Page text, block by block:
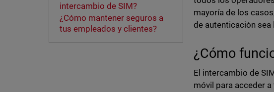
intercambio de SIM?
¿Cómo mantener seguros a
tus empleados y clientes?
mayoría de los
de autenticación sea
¿Cómo
El intercambio de
móvil para acceder